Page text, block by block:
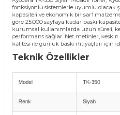
fonksiyonlu sistemlerle uyumlu olacak
kapasiteli ve ekonomik bir sarf
göre 25.000 sayfaya kadar baskı
kurumsal kullanımlarda uzun süreli,
performans sağlar. Net metinler, keskin
kalitesi ile günlük baskı ihtiyaçları için
Teknik Özellikler
Model TK-350
Renk Siyah